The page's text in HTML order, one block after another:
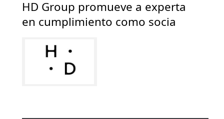
HD Group promueve a experta
en cumplimiento como socia